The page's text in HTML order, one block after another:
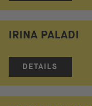
IRINA PALADI
DETAILS